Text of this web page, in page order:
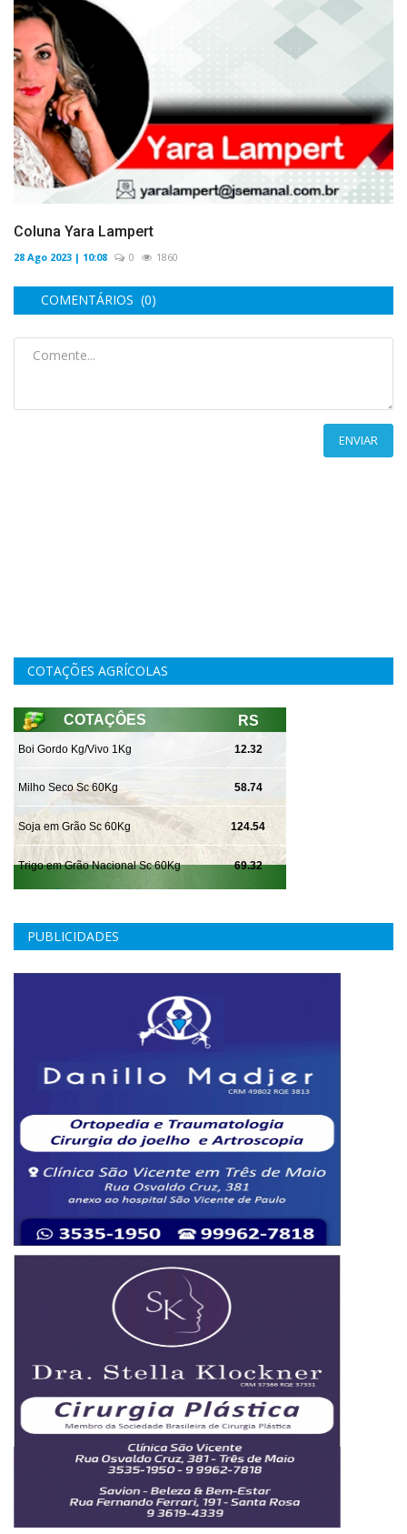
Coluna Yara Lampert
28 Ago 2023 | 10:08 0 1860
COMENTÁRIOS (0)
ENVIAR
COTAÇÕES AGRÍCOLAS
PUBLICIDADES